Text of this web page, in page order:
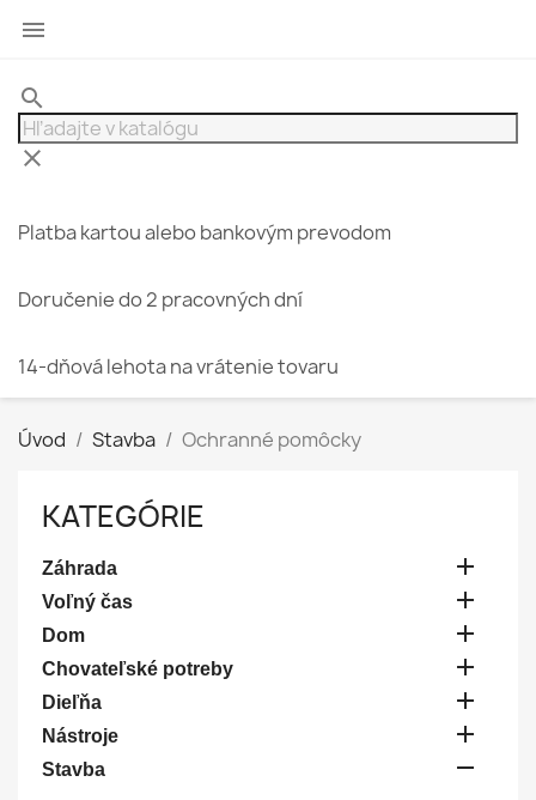

search
clear
Platba kartou alebo bankovým prevodom
Doručenie do 2 pracovných dní
14-dňová lehota na vrátenie tovaru
Úvod Stavba Ochranné pomôcky
KATEGÓRIE
Záhrada 
Voľný čas 
Dom 
Chovateľské potreby 
Dieľňa 
Nástroje 
Stavba 